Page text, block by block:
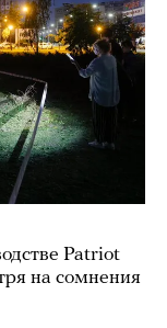
Patriot
на сомнения